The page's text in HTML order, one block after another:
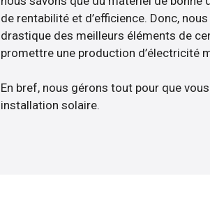
de rentabilité et d’efficience. Donc,
drastique des meilleurs éléments de
promettre une production d’électricité
En bref, nous gérons tout pour que
installation solaire.